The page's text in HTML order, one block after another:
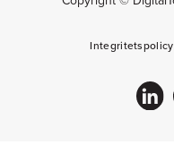
Integritetspolicy